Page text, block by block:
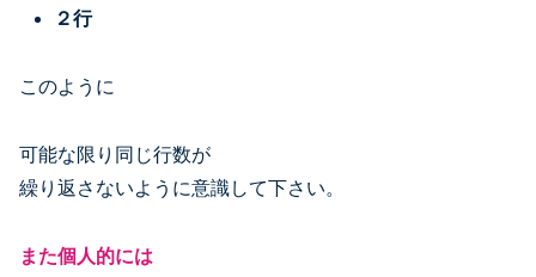
２行
このように
可能な限り同じ行数が
繰り返さないように意識して下さい。
また個人的には